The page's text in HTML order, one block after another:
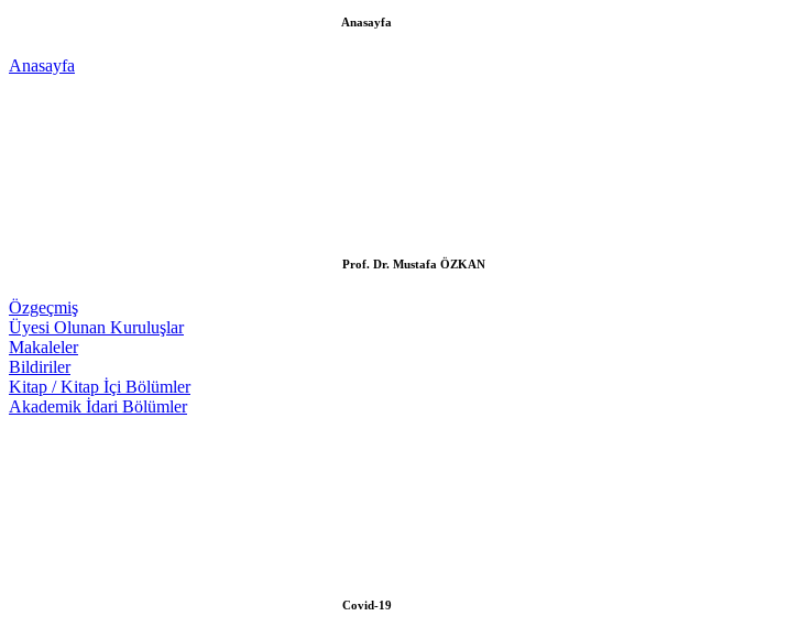
Anasayfa
Anasayfa
Prof. Dr. Mustafa ÖZKAN
Özgeçmiş
Üyesi Olunan Kuruluşlar
Makaleler
Bildiriler
Kitap / Kitap İçi Bölümler
Akademik İdari Bölümler
Covid-19